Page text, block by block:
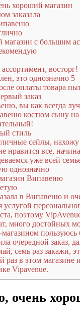
хороший магазин
заказала
с большим
восторг!
это однозначно 5
оплаты товара
заказ
вы как всегда
костюм сыну на
стиль
сейлы,
нравится все,
уже всей
однозначно
Випавеню
в Випавеню и
услугой
поэтому
много достойных
пользуюсь
очередной заказ,
семь раз закажи,
раз в этом магазине
Vipavenue.
очень